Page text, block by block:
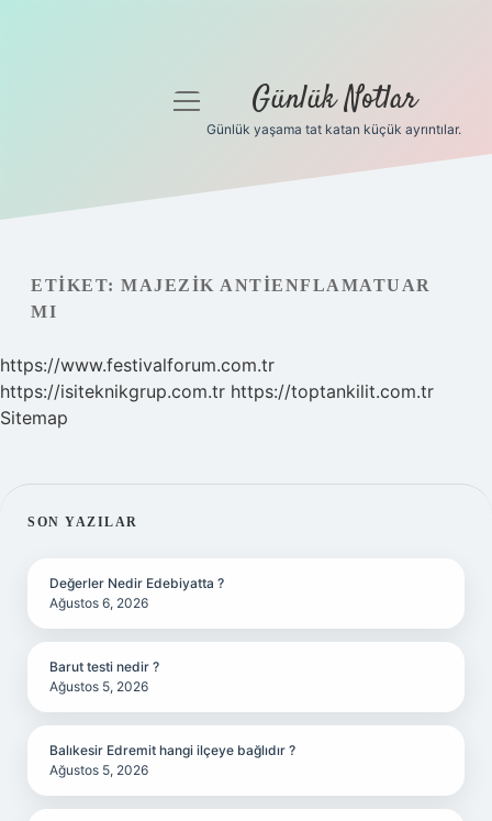
Gizlilik Politikası
Hakkımızda
menüyü
Günlük Notlar
Günlük yaşama tat katan küçük ayrıntılar.
ETIKET: MAJEZIK ANTIENFLAMATUAR
MI
https://www.festivalforum.com.tr
https://isiteknikgrup.com.tr https://toptankilit.com.tr
Sitemap
SIDEBAR
SON YAZILAR
Değerler Nedir Edebiyatta ?
Ağustos 6, 2026
Barut testi nedir ?
Ağustos 5, 2026
Balıkesir Edremit hangi ilçeye bağlıdır ?
Ağustos 5, 2026